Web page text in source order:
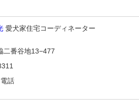
愛犬家住宅コーディネーター
二番谷地13−477
話